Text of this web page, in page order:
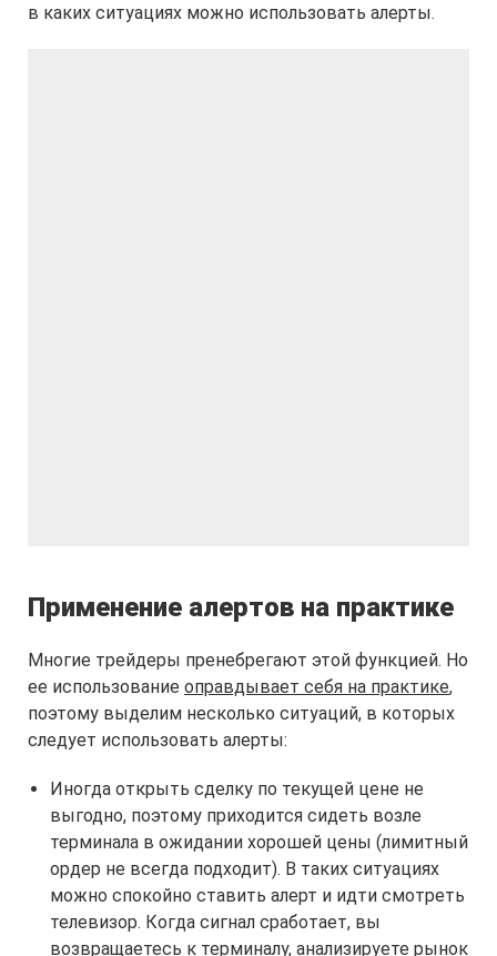
в каких ситуациях можно использовать алерты.
Применение алертов на практике
Многие трейдеры пренебрегают этой функцией. Но
ее использование оправдывает себя на практике,
поэтому выделим несколько ситуаций, в которых
следует использовать алерты:
Иногда открыть сделку по текущей цене не
выгодно, поэтому приходится сидеть возле
терминала в ожидании хорошей цены (лимитный
ордер не всегда подходит). В таких ситуациях
можно спокойно ставить алерт и идти смотреть
телевизор. Когда сигнал сработает, вы
возвращаетесь к терминалу, анализируете рынок